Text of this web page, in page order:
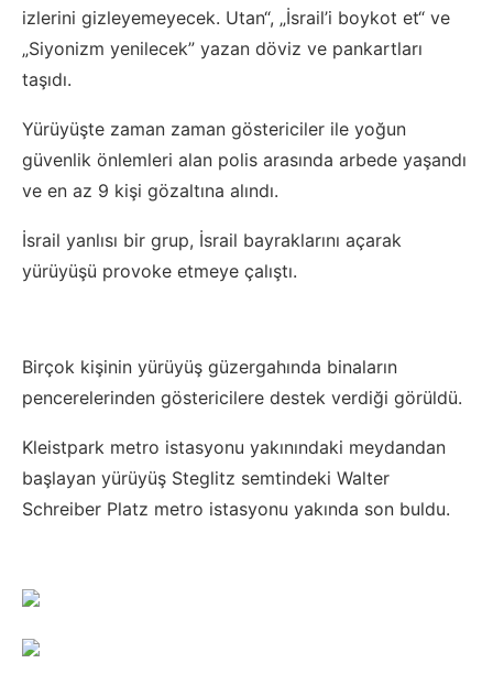
izlerini gizleyemeyecek. Utan“, „İsrail’i boykot et“ ve
„Siyonizm yenilecek” yazan döviz ve pankartları
taşıdı.
Yürüyüşte zaman zaman göstericiler ile yoğun
güvenlik önlemleri alan polis arasında arbede yaşandı
ve en az 9 kişi gözaltına alındı.
İsrail yanlısı bir grup, İsrail bayraklarını açarak
yürüyüşü provoke etmeye çalıştı.
Birçok kişinin yürüyüş güzergahında binaların
pencerelerinden göstericilere destek verdiği görüldü.
Kleistpark metro istasyonu yakınındaki meydandan
başlayan yürüyüş Steglitz semtindeki Walter
Schreiber Platz metro istasyonu yakında son buldu.